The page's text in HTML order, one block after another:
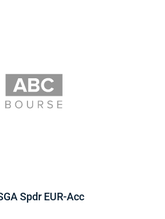
Spdr EUR-Acc